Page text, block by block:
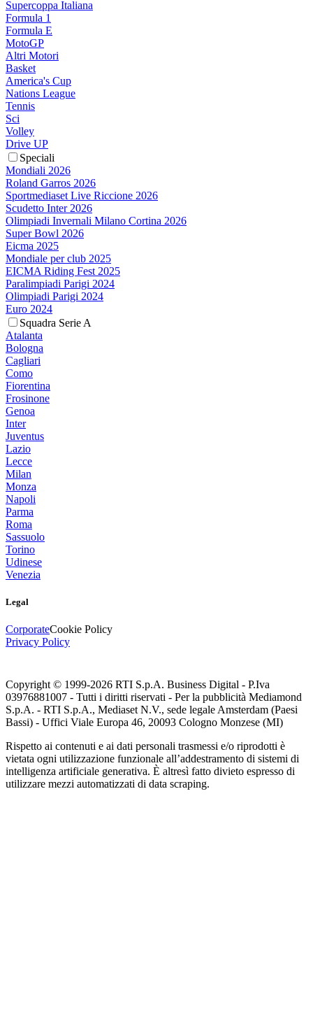
Supercoppa Italiana
Formula 1
Formula E
MotoGP
Altri Motori
Basket
America's Cup
Nations League
Tennis
Sci
Volley
Drive UP
Speciali
Mondiali 2026
Roland Garros 2026
Sportmediaset Live Riccione 2026
Scudetto Inter 2026
Olimpiadi Invernali Milano Cortina 2026
Super Bowl 2026
Eicma 2025
Mondiale per club 2025
EICMA Riding Fest 2025
Paralimpiadi Parigi 2024
Olimpiadi Parigi 2024
Euro 2024
Squadra Serie A
Atalanta
Bologna
Cagliari
Como
Fiorentina
Frosinone
Genoa
Inter
Juventus
Lazio
Lecce
Milan
Monza
Napoli
Parma
Roma
Sassuolo
Torino
Udinese
Venezia
Legal
CorporateCookie Policy
Privacy Policy
Copyright © 1999-2026 RTI S.p.A. Business Digital - P.Iva
03976881007 - Tutti i diritti riservati - Per la pubblicità Mediamond
S.p.A. - RTI S.p.A., Mediaset N.V., sede legale Amsterdam (Paesi
Bassi) - Uffici Viale Europa 46, 20093 Cologno Monzese (MI)
Rispetto ai contenuti e ai dati personali trasmessi e/o riprodotti è
vietata ogni utilizzazione funzionale all’addestramento di sistemi di
intelligenza artificiale generativa. È altresì fatto divieto espresso di
utilizzare mezzi automatizzati di data scraping.